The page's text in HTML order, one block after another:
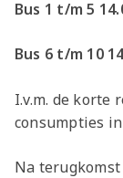
Bus 1 t/m 5
Bus 6 t/m 10
I.v.m. de korte
consumpties
Na